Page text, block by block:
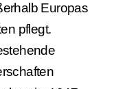
Europas
pflegt.